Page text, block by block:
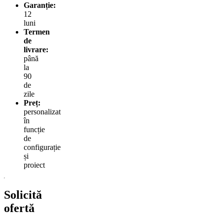
Garanție:
12
luni
Termen
de
livrare:
până
la
90
de
zile
Preț:
personalizat
în
funcție
de
configurație
și
proiect
Solicită
ofertă